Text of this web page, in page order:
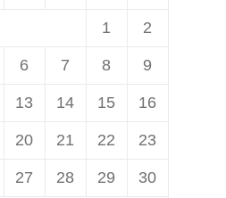
1 2
6 7 8 9
13 14 15 16
20 21 22 23
27 28 29 30